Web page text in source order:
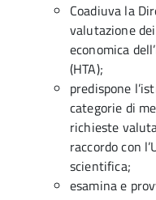
Coadiuva la
valutazione
economica
(HTA);
predispone
categorie di
richieste
raccordo con
scientifica;
esamina e